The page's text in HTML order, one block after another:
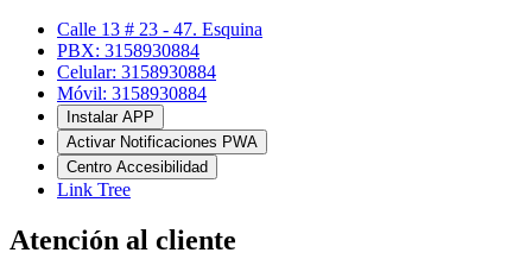
Calle 13 # 23 - 47. Esquina
PBX: 3158930884
Celular: 3158930884
Móvil: 3158930884
Instalar APP
Activar Notificaciones PWA
Centro Accesibilidad
Link Tree
Atención al cliente